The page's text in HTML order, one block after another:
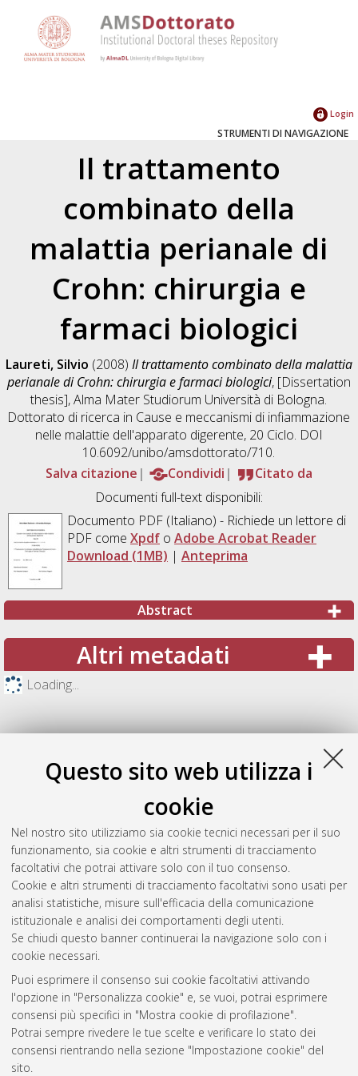
Questo sito web utilizza i
cookie
Nel nostro sito utilizziamo sia cookie tecnici necessari per il suo
funzionamento, sia cookie e altri strumenti di tracciamento
facoltativi che potrai attivare solo con il tuo consenso.
Cookie e altri strumenti di tracciamento facoltativi sono usati per
analisi statistiche, misure sull'efficacia della comunicazione
istituzionale e analisi dei comportamenti degli utenti.
Se chiudi questo banner continuerai la navigazione solo con i
cookie necessari.
Puoi esprimere il consenso sui cookie facoltativi attivando
l'opzione in "Personalizza cookie" e, se vuoi, potrai esprimere
consensi più specifici in "Mostra cookie di profilazione".
Potrai sempre rivedere le tue scelte e verificare lo stato dei
consensi rientrando nella sezione "Impostazione cookie" del
sito.
Login
STRUMENTI DI NAVIGAZIONE
Il trattamento
combinato della
malattia perianale di
Crohn: chirurgia e
farmaci biologici
Laureti, Silvio (2008) Il trattamento combinato della malattia
perianale di Crohn: chirurgia e farmaci biologici, [Dissertation
thesis], Alma Mater Studiorum Università di Bologna.
Dottorato di ricerca in Cause e meccanismi di infiammazione
nelle malattie dell'apparato digerente, 20 Ciclo. DOI
10.6092/unibo/amsdottorato/710.
Salva citazione
Condividi
Citato da
Documenti full-text disponibili:
Documento PDF(Italiano) - Richiede un lettore di
PDF come Xpdfo Adobe Acrobat Reader
Download (1MB) | Anteprima
Abstract
Altri metadati
Loading...
Gestione del documento:
Atom
Rss 1.0
Rss 2.0